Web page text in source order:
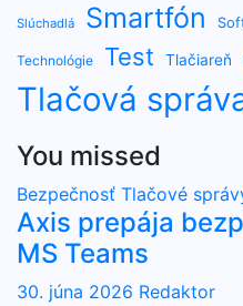
Slúchadlá Smartfón
Technológie Test Tlačiareň
Tlačová
You missed
Bezpečnosť Tlačové
Axis prepája
MS Teams
30. júna 2026 Redaktor